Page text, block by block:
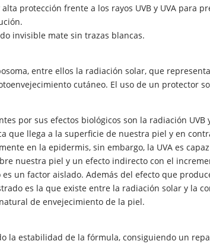
protección frente a los rayos UVB y UVA para
invisible mate sin trazas blancas.
entre ellos la radiación solar, que
cutáneo. El uso de un protector
por sus efectos biológicos son la radiación UVB
que llega a la superficie de nuestra piel y en
en la epidermis, sin embargo, la UVA es
nuestra piel y un efecto indirecto con el
un factor aislado. Además del efecto que
es la que existe entre la radiación solar y la
de envejecimiento de la piel.
la estabilidad de la fórmula, consiguiendo un